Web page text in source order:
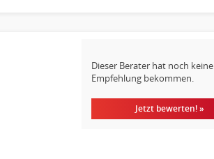
Dieser Berater hat noch keine
Empfehlung bekommen.
Jetzt bewerten! »